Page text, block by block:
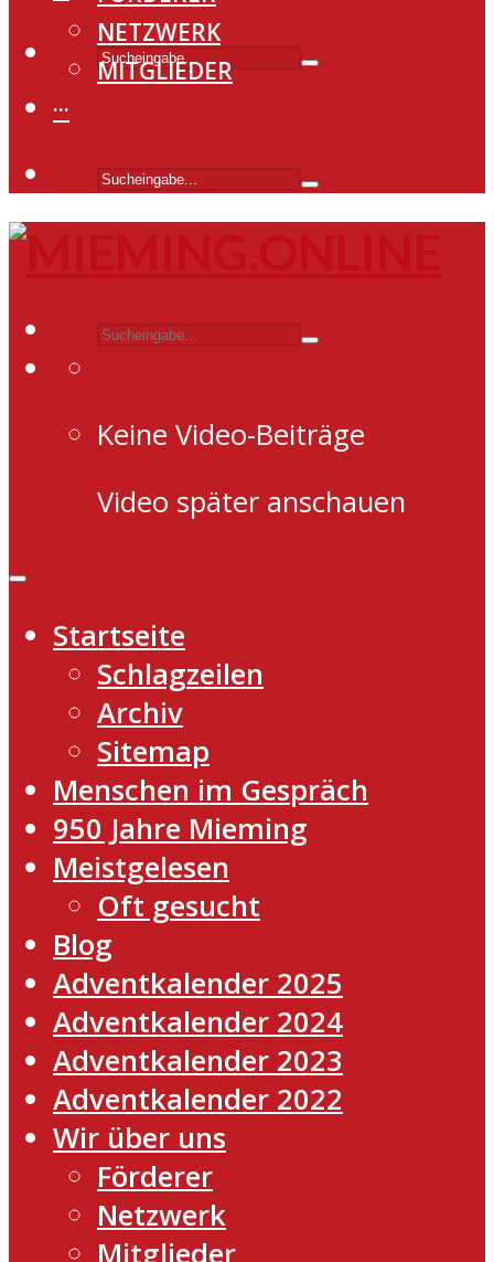
NETZWERK
MITGLIEDER
···
Keine Video-Beiträge
Video später anschauen
Startseite
Schlagzeilen
Archiv
Sitemap
Menschen im Gespräch
950 Jahre Mieming
Meistgelesen
Oft gesucht
Blog
Adventkalender 2025
Adventkalender 2024
Adventkalender 2023
Adventkalender 2022
Wir über uns
Förderer
Netzwerk
Mitglieder